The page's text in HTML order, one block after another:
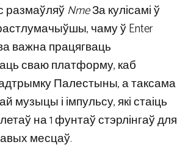
размаўляўNmeЗа кулісамі ў
чаму ў Enter
важна працягваць
сваю платформу, каб
Палестыны, а таксама
музыцы і імпульсу, які стаіць
на 1 фунтаў стэрлінгаў для
месцаў.